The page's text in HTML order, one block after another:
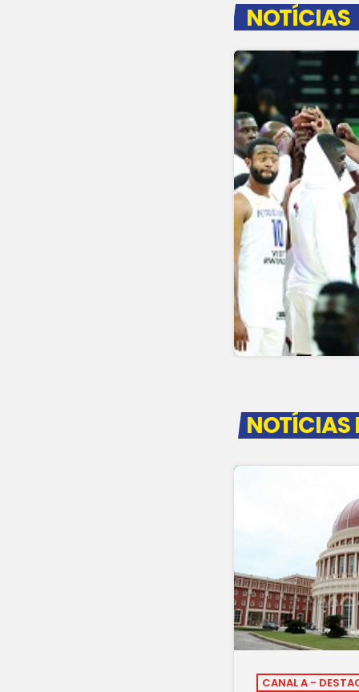
NOTÍCIAS
NOTÍCIAS
CANAL A -